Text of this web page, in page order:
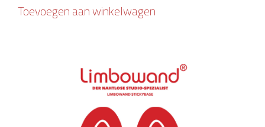
Toevoegen aan winkelwagen